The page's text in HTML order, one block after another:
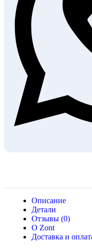
Описание
Детали
Отзывы (0)
О Zont
Доставка и